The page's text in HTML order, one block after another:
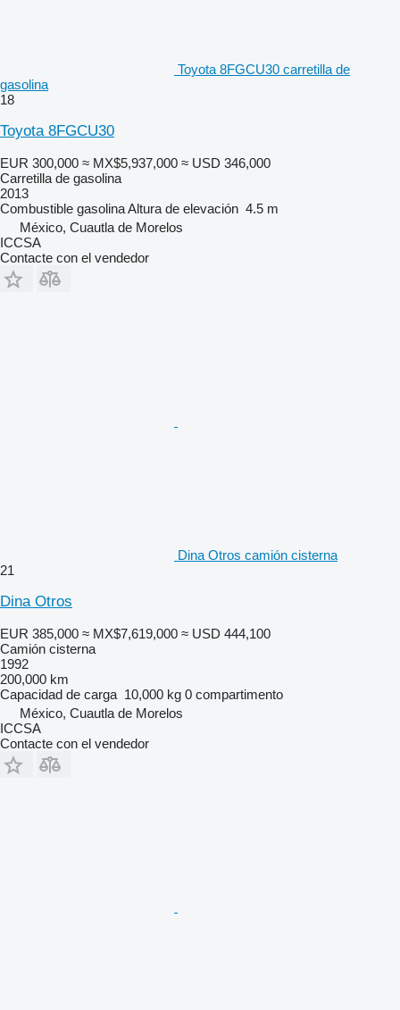
Toyota 8FGCU30 carretilla de
gasolina
18
Toyota 8FGCU30
EUR 300,000 ≈ MX$5,937,000 ≈ USD 346,000
Carretilla de gasolina
2013
Combustible gasolinaAltura de elevación 4.5 m
México, Cuautla de Morelos
ICCSA
Contacte con el vendedor
Dina Otros camión cisterna
21
Dina Otros
EUR 385,000 ≈ MX$7,619,000 ≈ USD 444,100
Camión cisterna
1992
200,000 km
Capacidad de carga 10,000 kg 0 compartimento
México, Cuautla de Morelos
ICCSA
Contacte con el vendedor